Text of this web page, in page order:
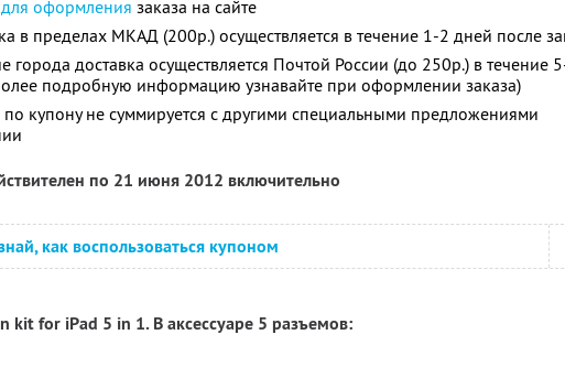
оформления заказа на сайте
в пределах МКАД (200р.) осуществляется в течение 1-2 дней после
города доставка осуществляется Почтой России (до 250р.) в течение
подробную информацию узнавайте при оформлении заказа)
по купону не суммируется с другими специальными предложениями
по 21 июня 2012 включительно
как воспользоваться купоном
kit for iPad 5 in 1. В аксессуаре 5 разъемов: